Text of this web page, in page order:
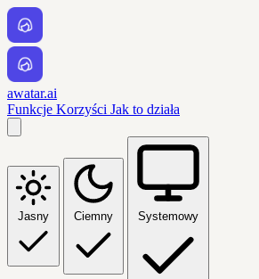
awatar.ai
Funkcje Korzyści Jak to działa
Jasny Ciemny Systemowy